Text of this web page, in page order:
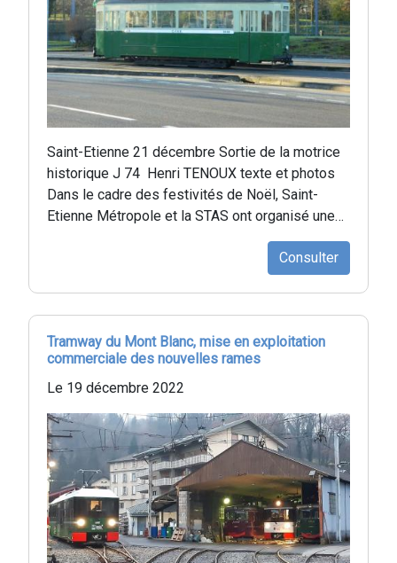
Saint-Etienne 21 décembre Sortie de la motrice
historique J 74 Henri TENOUX texte et photos
Dans le cadre des festivités de Noël, Saint-
Etienne Métropole et la STAS ont organisé une…
Consulter
Tramway du Mont Blanc, mise en exploitation
commerciale des nouvelles rames
Le 19 décembre 2022